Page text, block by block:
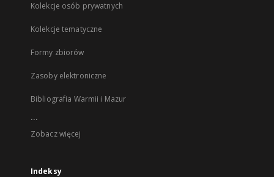
Kolekcje osób prywatnych
Kolekcje tematyczne
Formy zbiorów
Zasoby elektroniczne
Bibliografia Warmii i Mazur
...
Zobacz więcej
Indeksy